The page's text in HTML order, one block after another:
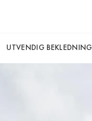
UTVENDIG BEKLEDNING